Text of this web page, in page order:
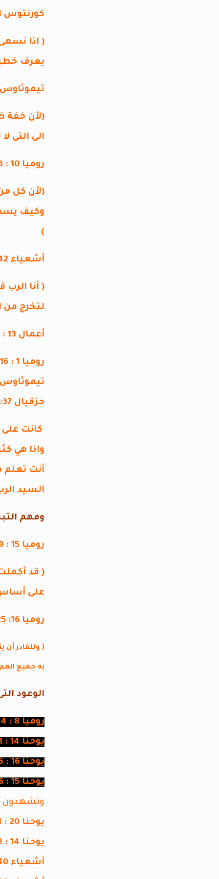
كورنتوس
( اذا
يعرف
تيموثاوس
(لأن خفة
الى التى
روميا 10 : 13- 15
(لأن كل
وكيف
)
أشعياء 42 : 6- 7
( أنا
لتخرج
أعمال 13 : 47
روميا 1 : 16
تيموثاوس 4 : 1- 5
حزقيال 37: 1- 10
كانت على
واذا هي
أنت تعلم
السيد
ومهم
روميا 15 : 19 – 21
( قد
على أساس
روميا 16: 25
( وللقادر
به جميع
الوعود
روميا 8 : 34- 39
يوحنا 14 : 1- 2
يوحنا 16 : 15
يوحنا 15 : 26
وتشهدون
يوحنا 20 : 21
يوحنا 14 : 12
أشعياء 40 : 10